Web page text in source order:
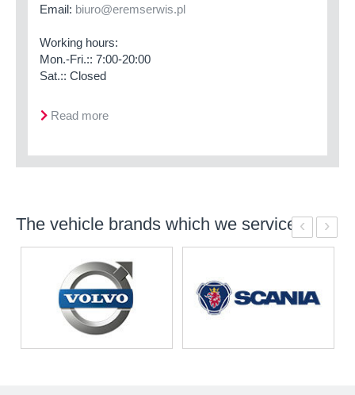
Email: biuro@eremserwis.pl
Working hours:
Mon.-Fri.:: 7:00-20:00
Sat.:: Closed
Read more
The vehicle brands which we service ‹ ›